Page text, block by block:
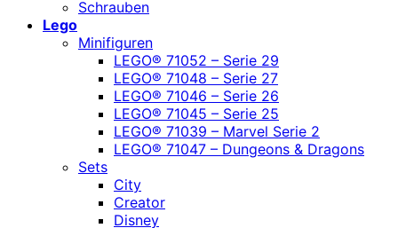
Schrauben
Lego
Minifiguren
LEGO® 71052 – Serie 29
LEGO® 71048 – Serie 27
LEGO® 71046 – Serie 26
LEGO® 71045 – Serie 25
LEGO® 71039 – Marvel Serie 2
LEGO® 71047 – Dungeons & Dragons
Sets
City
Creator
Disney